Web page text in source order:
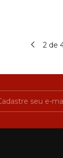
2 de